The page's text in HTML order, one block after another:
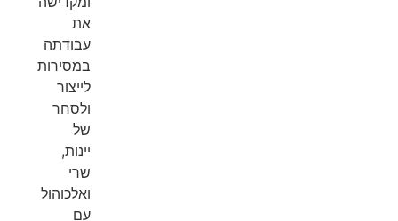
את
עבודתה
במסירות
לייצור
ולסחר
של
יינות,
שרי
ואלכוהול
עם